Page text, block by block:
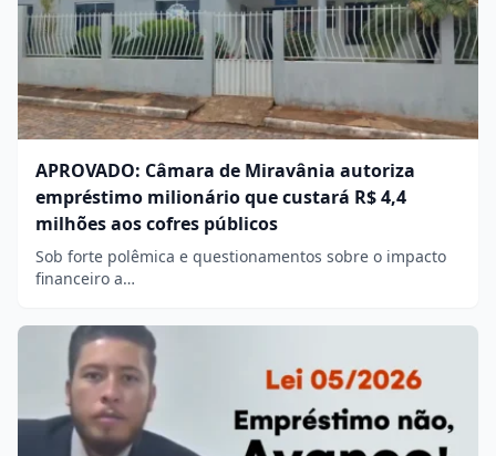
APROVADO: Câmara de Miravânia autoriza
empréstimo milionário que custará R$ 4,4
milhões aos cofres públicos
Sob forte polêmica e questionamentos sobre o impacto
financeiro a…